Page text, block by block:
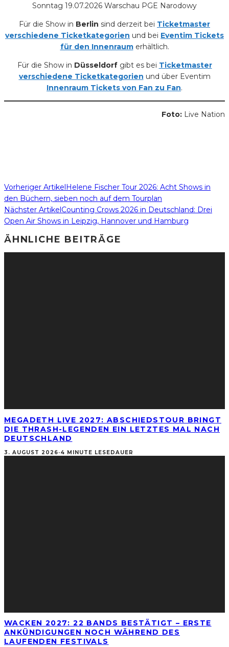
Sonntag 19.07.2026 Warschau PGE Narodowy
Für die Show in Berlin sind derzeit bei Ticketmaster
verschiedene Ticketkategorien und bei Eventim Tickets
für den Innenraumerhältlich.
Für die Show in Düsseldorfgibt es bei Ticketmaster
verschiedene Ticketkategorien und über Eventim
Innenraum Tickets von Fan zu Fan.
Foto: Live Nation
Vorheriger ArtikelHelene Fischer Tour 2026: Acht Shows in
den Büchern, sieben noch auf dem Tourplan
Nächster ArtikelCounting Crows 2026 in Deutschland: Drei
Open Air Shows in Leipzig, Hannover und Hamburg
ÄHNLICHE BEITRÄGE
MEGADETH LIVE 2027: ABSCHIEDSTOUR BRINGT
DIE THRASH-LEGENDEN EIN LETZTES MAL NACH
DEUTSCHLAND
3. AUGUST 2026·4 MINUTE LESEDAUER
WACKEN 2027: 22 BANDS BESTÄTIGT – ERSTE
ANKÜNDIGUNGEN NOCH WÄHREND DES
LAUFENDEN FESTIVALS